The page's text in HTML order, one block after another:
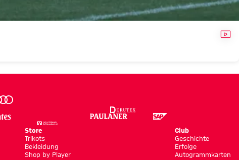
Store
Trikots
Bekleidung
Shop by Player
Club
Geschichte
Erfolge
Autogrammkarten